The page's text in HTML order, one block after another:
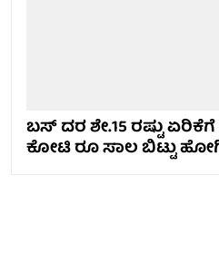
ಬಸ್ ದರ ಶೇ.15 ರಷ್ಟು
ಕೋಟಿ ರೂ ಸಾಲ ಬಿಟ್ಟು